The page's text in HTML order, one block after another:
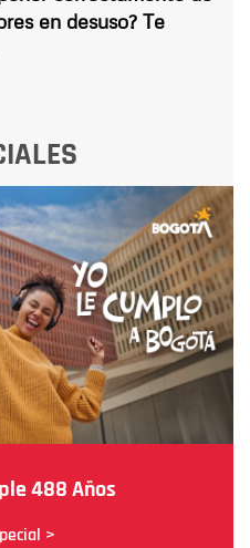
en desuso? Te
488 Años
>